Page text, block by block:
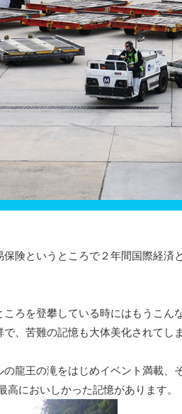
険というところで２年間国際経済
ろを登攀している時にはもうこん
、苦難の記憶も大体美化されてし
龍王の滝をはじめイベント満載、
においしかった記憶があります。